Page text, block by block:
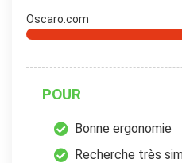
Oscaro.com
POUR
Bonne ergonomie
Recherche très